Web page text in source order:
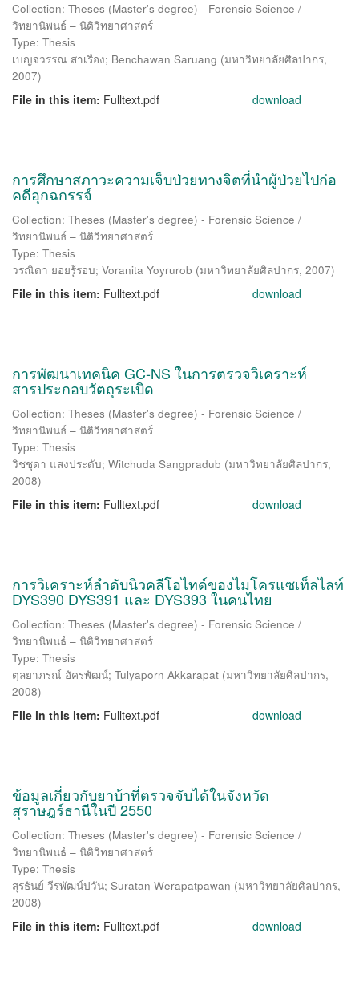
Collection: Theses (Master's degree) - Forensic Science /
วิทยานิพนธ์ – นิติวิทยาศาสตร์
Type: Thesis
เบญจวรรณ สาเรือง; Benchawan Saruang (มหาวิทยาลัยศิลปากร,
2007)
File in this item: Fulltext.pdf download
การศึกษาสภาวะความเจ็บป่วยทางจิตที่นำผู้ป่วยไปก่อ
คดีอุกฉกรรจ์
Collection: Theses (Master's degree) - Forensic Science /
วิทยานิพนธ์ – นิติวิทยาศาสตร์
Type: Thesis
วรณิตา ยอยรู้รอบ; Voranita Yoyrurob (มหาวิทยาลัยศิลปากร, 2007)
File in this item: Fulltext.pdf download
การพัฒนาเทคนิค GC-NS ในการตรวจวิเคราะห์
สารประกอบวัตถุระเบิด
Collection: Theses (Master's degree) - Forensic Science /
วิทยานิพนธ์ – นิติวิทยาศาสตร์
Type: Thesis
วิชชุดา แสงประดับ; Witchuda Sangpradub (มหาวิทยาลัยศิลปากร,
2008)
File in this item: Fulltext.pdf download
การวิเคราะห์ลำดับนิวคลีโอไทด์ของไมโครแซเท็ลไลท์
DYS390 DYS391 และ DYS393 ในคนไทย
Collection: Theses (Master's degree) - Forensic Science /
วิทยานิพนธ์ – นิติวิทยาศาสตร์
Type: Thesis
ตุลยาภรณ์ อัครพัฒน์; Tulyaporn Akkarapat (มหาวิทยาลัยศิลปากร,
2008)
File in this item: Fulltext.pdf download
ข้อมูลเกี่ยวกับยาบ้าที่ตรวจจับได้ในจังหวัด
สุราษฎร์ธานีในปี 2550
Collection: Theses (Master's degree) - Forensic Science /
วิทยานิพนธ์ – นิติวิทยาศาสตร์
Type: Thesis
สุรธันย์ วีรพัฒน์ปวัน; Suratan Werapatpawan (มหาวิทยาลัยศิลปากร,
2008)
File in this item: Fulltext.pdf download